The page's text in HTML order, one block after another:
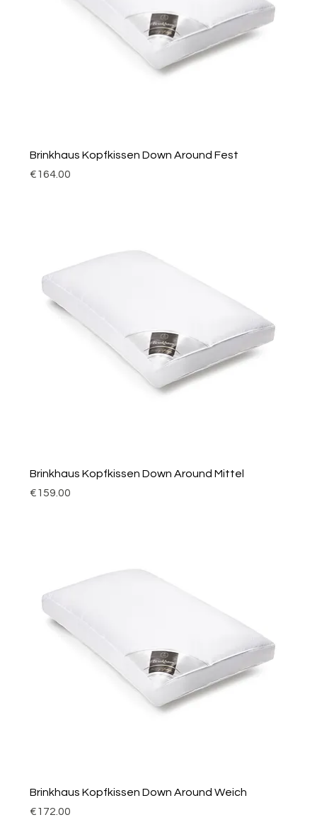
Brinkhaus Kopfkissen Down Around Fest
Price
€164.00
Brinkhaus Kopfkissen Down Around Mittel
Price
€159.00
Brinkhaus Kopfkissen Down Around Weich
Price
€172.00